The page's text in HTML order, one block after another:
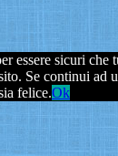
essere sicuri che
Se continui ad
felice.Ok